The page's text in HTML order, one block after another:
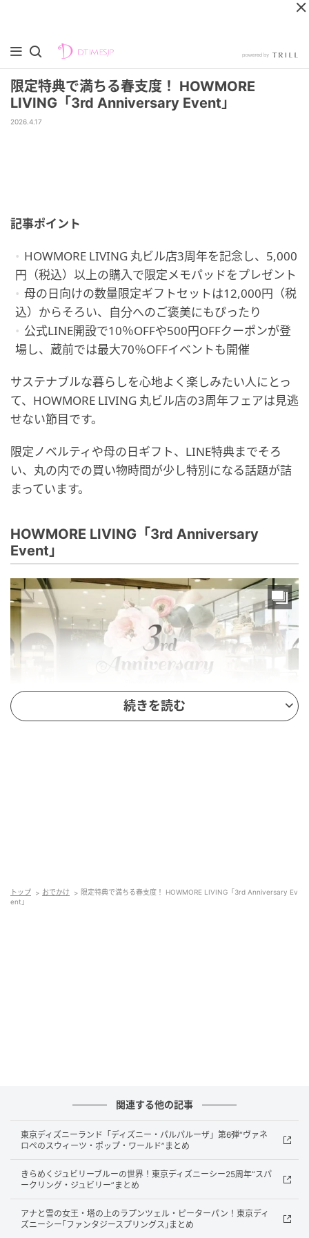
限定特典で満ちる春支度！ HOWMORE
LIVING「3rd Anniversary Event」
2026.4.17
記事ポイント
HOWMORE LIVING 丸ビル店3周年を記念し、5,000
円（税込）以上の購入で限定メモパッドをプレゼント
母の日向けの数量限定ギフトセットは12,000円（税
込）からそろい、自分へのご褒美にもぴったり
公式LINE開設で10％OFFや500円OFFクーポンが登
場し、蔵前では最大70％OFFイベントも開催
サステナブルな暮らしを心地よく楽しみたい人にとっ
て、HOWMORE LIVING 丸ビル店の3周年フェアは見逃
せない節目です。
限定ノベルティや母の日ギフト、LINE特典までそろ
い、丸の内での買い物時間が少し特別になる話題が詰
まっています。
HOWMORE LIVING「3rd Anniversary
Event」
モパッド
数量限定のため、気になるアイテムがある人は早めに
立ち寄ると、買い物の満足感がさらに高まりそうで
す。
選びたくなる基準
続きを読む
トップ おでかけ
限定特典で満ちる春支度！ HOWMORE LIVING「3rd Anniversary Ev
ent」
関連する他の記事
東京ディズニーランド「ディズニー・パルパルーザ」第6弾“ヴァネ
ロペのスウィーツ・ポップ・ワールド”まとめ
きらめくジュビリーブルーの世界！東京ディズニーシー25周年“スパ
ークリング・ジュビリー”まとめ
アナと雪の女王・塔の上のラプンツェル・ピーターパン！東京ディ
ズニーシー｢ファンタジースプリングス｣まとめ